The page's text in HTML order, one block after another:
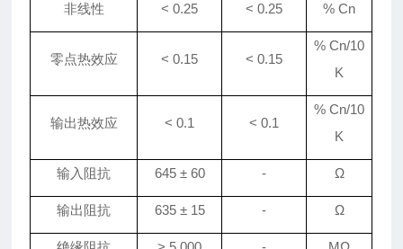
非线性 < 0.25 < 0.25 % Cn
零点热效应 < 0.15 < 0.15
% Cn/10
K
输出热效应 < 0.1 < 0.1
% Cn/10
K
输入阻抗 645 ±60 - Ω
输出阻抗 635 ±15 - Ω